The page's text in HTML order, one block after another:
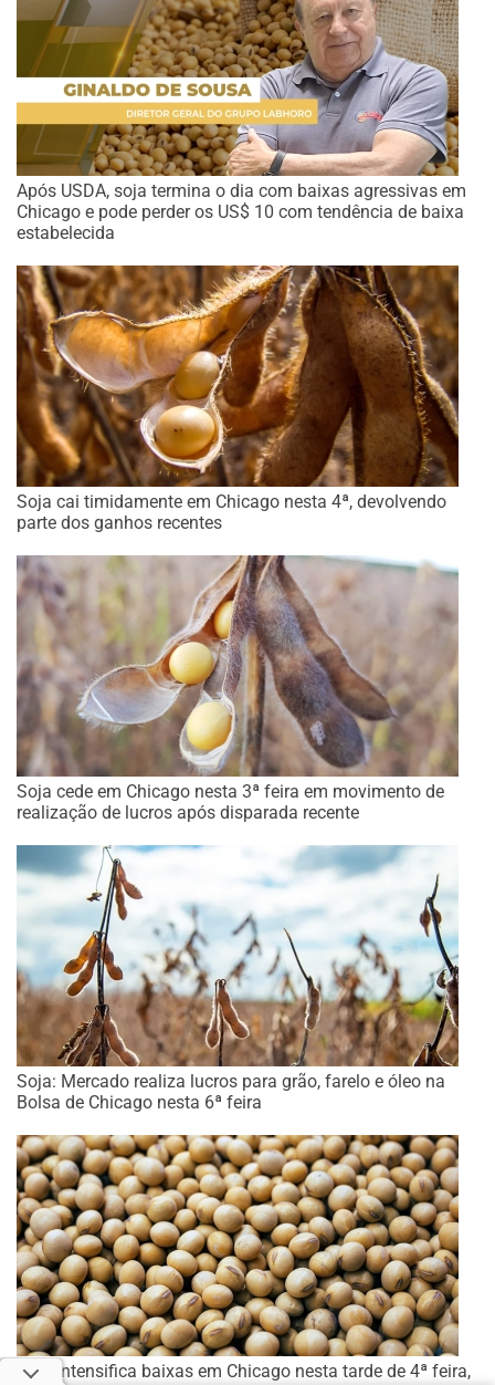
Após USDA, soja termina o dia com baixas agressivas em
Chicago e pode perder os US$ 10 com tendência de baixa
estabelecida
Soja cai timidamente em Chicago nesta 4ª, devolvendo
parte dos ganhos recentes
Soja cede em Chicago nesta 3ª feira em movimento de
realização de lucros após disparada recente
Soja: Mercado realiza lucros para grão, farelo e óleo na
Bolsa de Chicago nesta 6ª feira
Soja intensifica baixas em Chicago nesta tarde de 4ª feira,